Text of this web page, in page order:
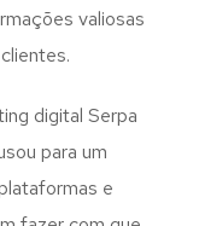
valiosas
digital Serpa
para um
e